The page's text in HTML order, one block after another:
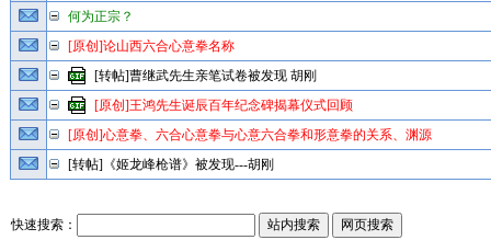
何为正宗？
[原创]论山西六合心意拳名称
[转帖]曹继武先生亲笔试卷被发现 胡刚
[原创]王鸿先生诞辰百年纪念碑揭幕仪式回顾
[原创]心意拳、六合心意拳与心意六合拳和形意拳的关系、渊源
[转帖]《姬龙峰枪谱》被发现---胡刚
快速搜索：